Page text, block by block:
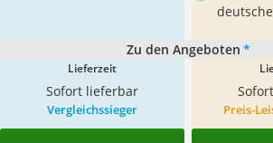
Zu den Angeboten *
Lieferzeit
Sofort lieferbar
Vergleichssieger Preis-